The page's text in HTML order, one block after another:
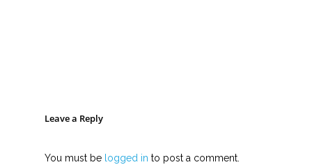
Leave a Reply
You must be logged in to post a comment.